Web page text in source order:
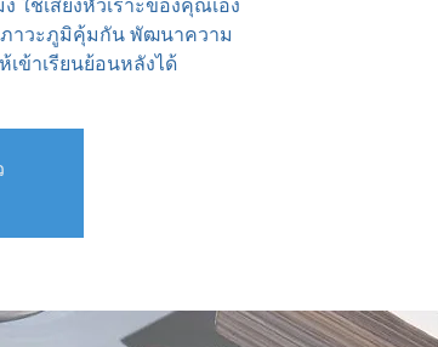
าวะภูมิคุ้มกัน พัฒนาความ
ข้าเรียนย้อนหลังได้